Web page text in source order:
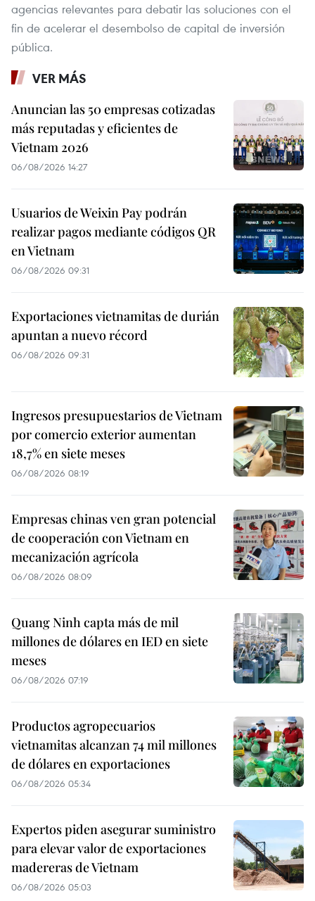
agencias relevantes para debatir las soluciones con el
fin de acelerar el desembolso de capital de inversión
pública.
VER MÁS
Anuncian las 50 empresas cotizadas
más reputadas y eficientes de
Vietnam 2026
06/08/2026 14:27
Usuarios de Weixin Pay podrán
realizar pagos mediante códigos QR
en Vietnam
06/08/2026 09:31
Exportaciones vietnamitas de durián
apuntan a nuevo récord
06/08/2026 09:31
Ingresos presupuestarios de Vietnam
por comercio exterior aumentan
18,7% en siete meses
06/08/2026 08:19
Empresas chinas ven gran potencial
de cooperación con Vietnam en
mecanización agrícola
06/08/2026 08:09
Quang Ninh capta más de mil
millones de dólares en IED en siete
meses
06/08/2026 07:19
Productos agropecuarios
vietnamitas alcanzan 74 mil millones
de dólares en exportaciones
06/08/2026 05:34
Expertos piden asegurar suministro
para elevar valor de exportaciones
madereras de Vietnam
06/08/2026 05:03